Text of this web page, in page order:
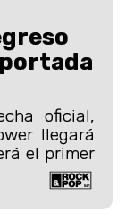
oficial,
llegará
el primer